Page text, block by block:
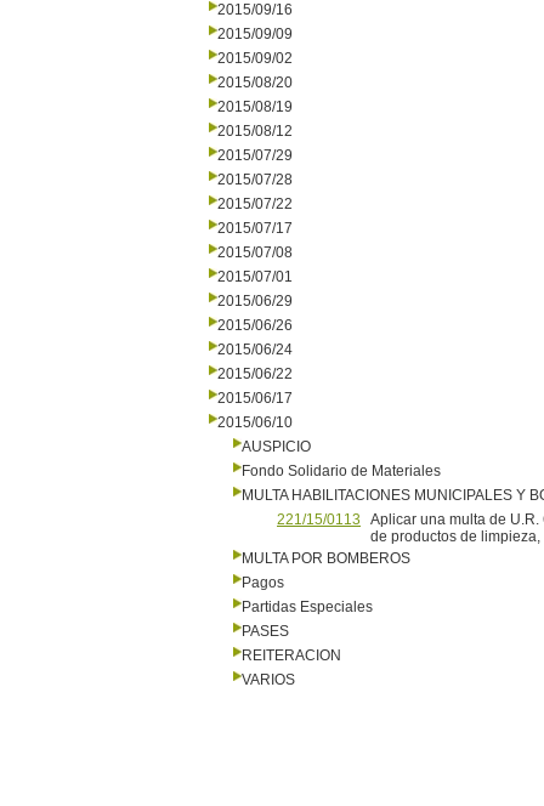
2015/09/16
2015/09/09
2015/09/02
2015/08/20
2015/08/19
2015/08/12
2015/07/29
2015/07/28
2015/07/22
2015/07/17
2015/07/08
2015/07/01
2015/06/29
2015/06/26
2015/06/24
2015/06/22
2015/06/17
2015/06/10
AUSPICIO
Fondo Solidario de Materiales
MULTA HABILITACIONES MUNICIPALES Y
221/15/0113
Aplicar una multa de U.R.
de productos de
MULTA POR BOMBEROS
Pagos
Partidas Especiales
PASES
REITERACION
VARIOS